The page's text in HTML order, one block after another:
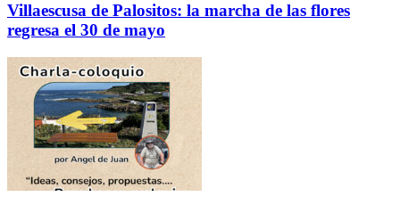
Villaescusa de Palositos: la marcha de las flores
regresa el 30 de mayo